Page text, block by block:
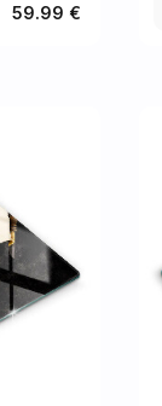
59.99 €